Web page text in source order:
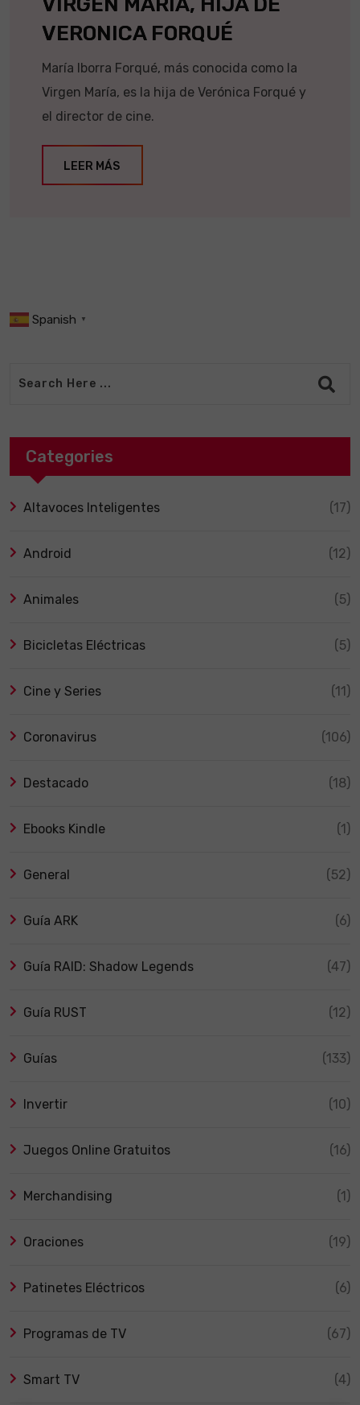
VERONICA FORQUÉ
María Iborra Forqué, más conocida como la
Virgen María, es la hija de Verónica Forqué y
el director de cine.
LEER MÁS
Spanish ▼
Categories
Altavoces Inteligentes (17)
Android (12)
Animales (5)
Bicicletas Eléctricas (5)
Cine y Series (11)
Coronavirus (106)
Destacado (18)
Ebooks Kindle (1)
General (52)
Guía ARK (6)
Guía RAID: Shadow Legends (47)
Guía RUST (12)
Guías (133)
Invertir (10)
Juegos Online Gratuitos (16)
Merchandising (1)
Oraciones (19)
Patinetes Eléctricos (6)
Programas de TV (67)
Smart TV (4)